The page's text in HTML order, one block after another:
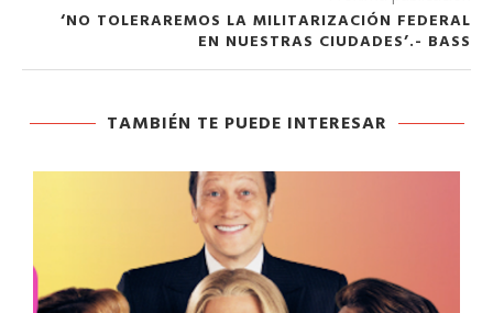
‘NO TOLERAREMOS LA MILITARIZACIÓN FEDERAL
EN NUESTRAS CIUDADES’.- BASS
TAMBIÉN TE PUEDE INTERESAR